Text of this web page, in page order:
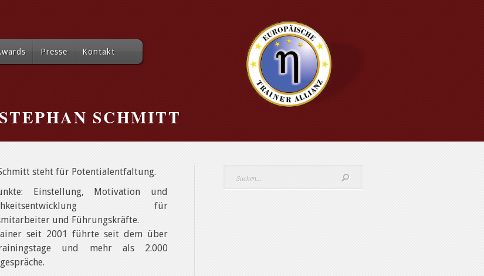
Presse Kontakt
STEPHAN SCHMITT
steht für Potentialentfaltung.
Einstellung, Motivation und
für
und Führungskräfte.
seit 2001 führte seit dem über
und mehr als 2.000